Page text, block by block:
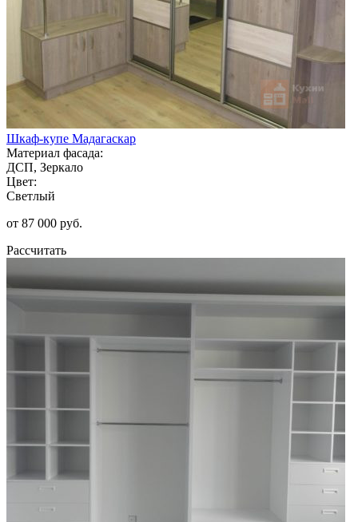
Шкаф-купе Мадагаскар
Материал фасада:
ДСП, Зеркало
Цвет:
Светлый
от 87 000 руб.
Рассчитать